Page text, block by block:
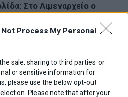
Not Process My Personal
sale, sharing to third parties, or
or sensitive information for
please use the below opt-out
Please note that after your
Στο Λιμεναρχείο ο
φουσκωτού σκάφους, που
στη περιοχή Θίνη της